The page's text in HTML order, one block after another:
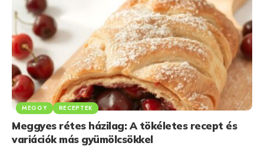
MEGGY RECEPTEK
Meggyes rétes házilag: A tökéletes recept és
variációk más gyümölcsökkel